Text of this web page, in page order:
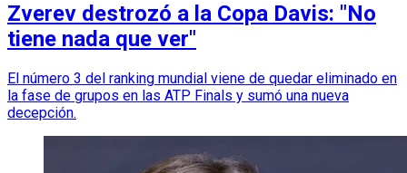
Zverev destrozó a la Copa Davis: "No
tiene nada que ver"
El número 3 del ranking mundial viene de quedar eliminado en
la fase de grupos en las ATP Finals y sumó una nueva
decepción.